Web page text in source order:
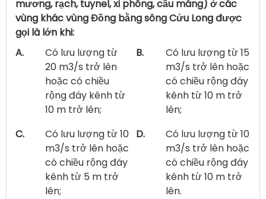
mương, rạch, tuynel, xi phông, cầu máng) ở các
vùng khác vùng Đồng bằng sông Cửu Long được
gọi là lớn khi:
A.
Có lưu lượng từ
20 m3/s trở lên
hoặc có chiều
rộng đáy kênh từ
10 m trở lên;
B.
Có lưu lượng từ 15
m3/s trở lên hoặc
có chiều rộng đáy
kênh từ 10 m trở
lên;
C.
Có lưu lượng từ 10
m3/s trở lên hoặc
có chiều rộng đáy
kênh từ 5 m trở
lên;
D.
Có lưu lượng từ 10
m3/s trở lên hoặc
có chiều rộng đáy
kênh từ 10 m trở
lên.